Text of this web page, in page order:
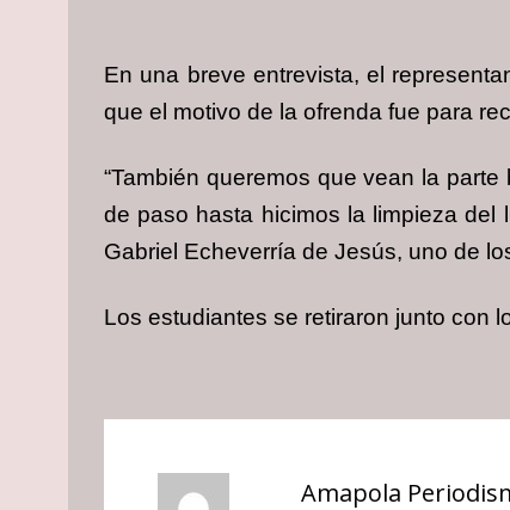
En una breve entrevista, el
que el motivo de la ofrenda fue para
“También queremos que vean la
de paso hasta hicimos la limpieza del
Gabriel Echeverría de Jesús, uno de
Los estudiantes se retiraron junto con
Amapola